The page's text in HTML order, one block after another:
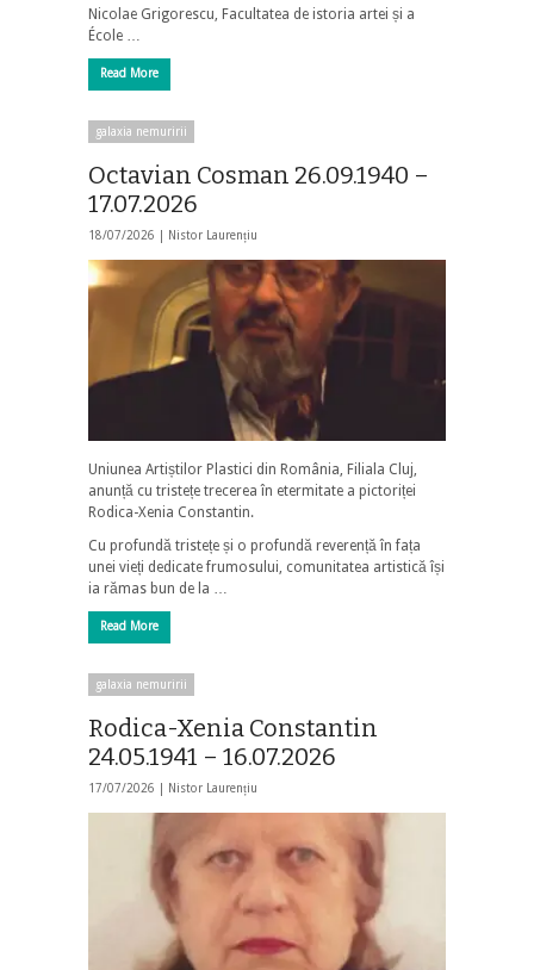
Nicolae Grigorescu, Facultatea de istoria artei și a
École …
Read More
galaxia nemuririi
Octavian Cosman 26.09.1940 –
17.07.2026
18/07/2026 | Nistor Laurențiu
Uniunea Artiștilor Plastici din România, Filiala Cluj,
anunță cu tristețe trecerea în etermitate a pictoriței
Rodica-Xenia Constantin.
Cu profundă tristețe și o profundă reverență în fața
unei vieți dedicate frumosului, comunitatea artistică își
ia rămas bun de la …
Read More
galaxia nemuririi
Rodica-Xenia Constantin
24.05.1941 – 16.07.2026
17/07/2026 | Nistor Laurențiu